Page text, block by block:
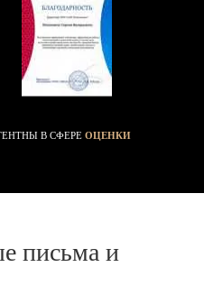
В СФЕРЕ ОЦЕНКИ
письма и